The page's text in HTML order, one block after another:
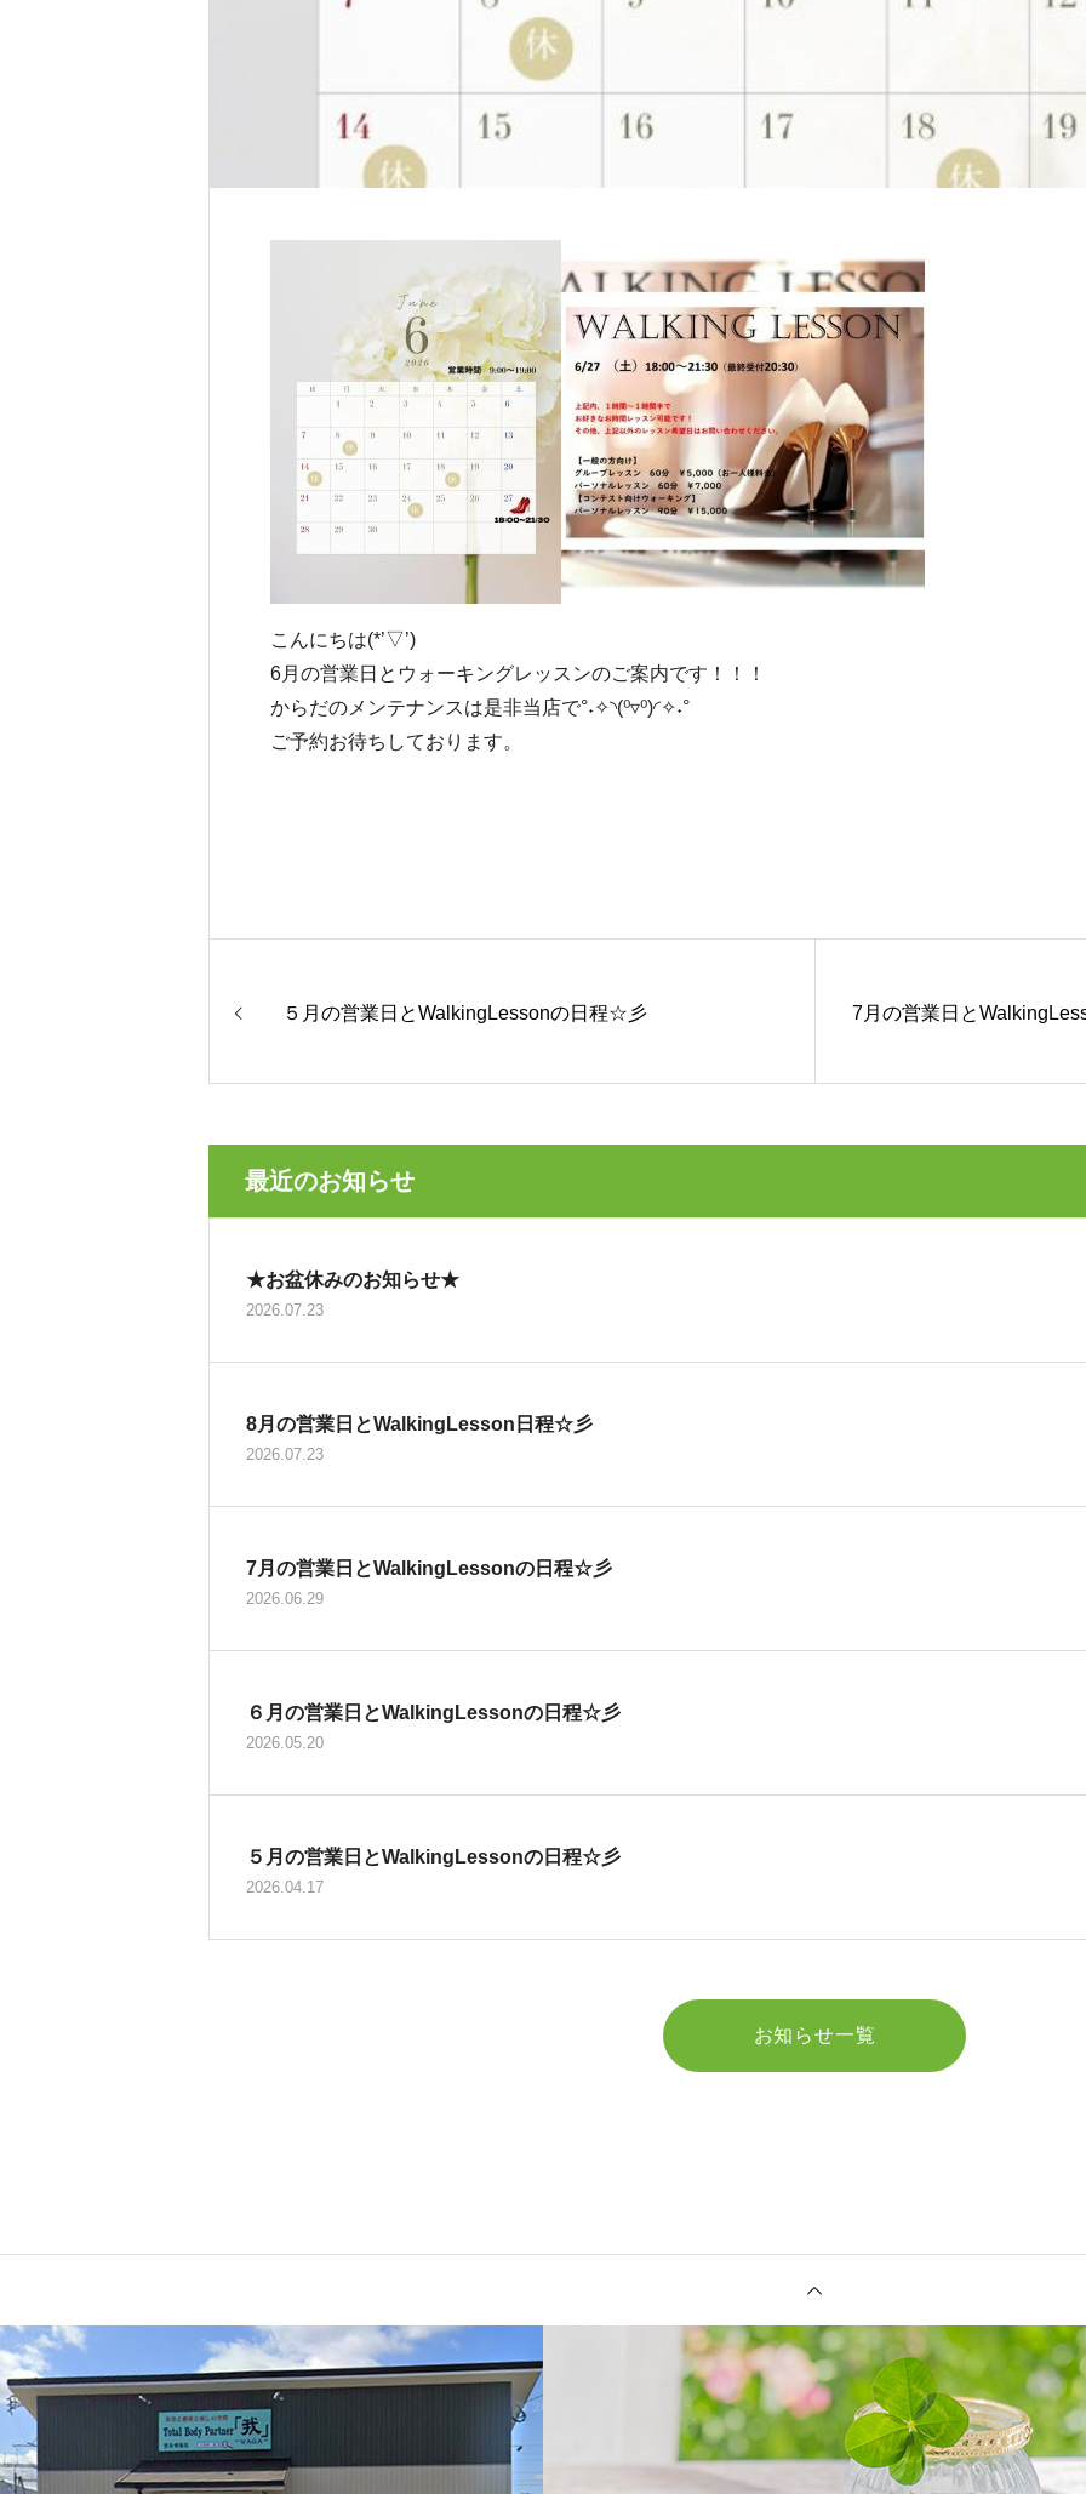
こんにちは(*’▽’)
6月の営業日とウォーキングレッスンのご案内です！！！
からだのメンテナンスは是非当店で°˖✧◝(⁰▿⁰)◜✧˖°
ご予約お待ちしております。
５月の営業日とWalkingLessonの日程☆彡 7月の営業日と
最近のお知らせ
★お盆休みのお知らせ★
2026.07.23
8月の営業日とWalkingLesson日程☆彡
2026.07.23
7月の営業日とWalkingLessonの日程☆彡
2026.06.29
６月の営業日とWalkingLessonの日程☆彡
2026.05.20
５月の営業日とWalkingLessonの日程☆彡
2026.04.17
お知らせ一覧